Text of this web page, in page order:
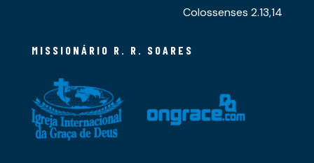
Colossenses 2.13,14
MISSIONÁRIO R. R. SOARES